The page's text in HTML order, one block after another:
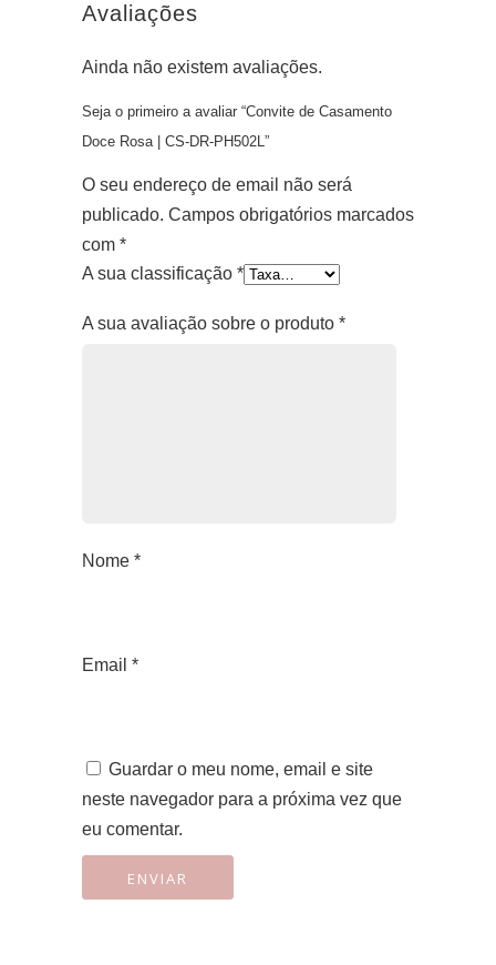
Avaliações
Ainda não existem avaliações.
Seja o primeiro a avaliar “Convite de Casamento
Doce Rosa | CS-DR-PH502L”
O seu endereço de email não será
publicado. Campos obrigatórios marcados
com *
A sua classificação *
A sua avaliação sobre o produto *
Nome *
Email *
Guardar o meu nome, email e site
neste navegador para a próxima vez que
eu comentar.